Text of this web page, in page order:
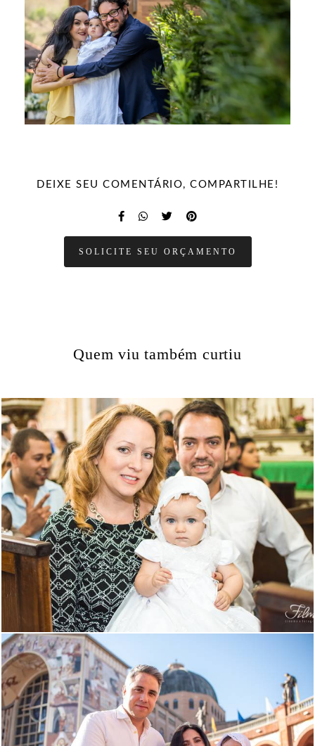
DEIXE SEU COMENTÁRIO, COMPARTILHE!
SOLICITE SEU ORÇAMENTO
Quem viu também curtiu
1396